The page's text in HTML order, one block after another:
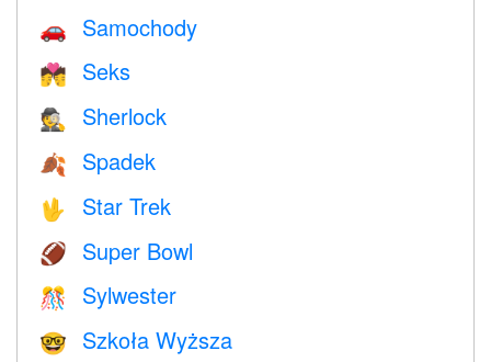
🚗 Samochody
💏 Seks
🕵️ Sherlock
🍂 Spadek
🖖 Star Trek
🏈 Super Bowl
🎊 Sylwester
🤓 Szkoła Wyższa